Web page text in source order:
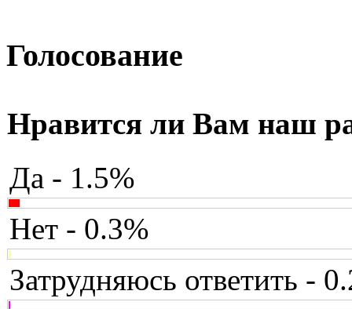
Голосование
Нравится ли Вам наш
Да - 1.5%
Нет - 0.3%
Затрудняюсь ответить -